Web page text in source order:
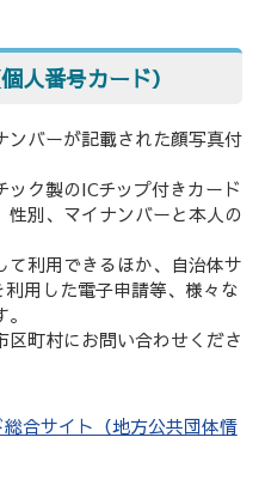
人番号カード）
ンバーが記載された顔写真付
ク製のICチップ付きカード
別、マイナンバーと本人の
利用できるほか、自治体サ
用した電子申請等、様々な
町村にお問い合わせくださ
合サイト（地方公共団体情